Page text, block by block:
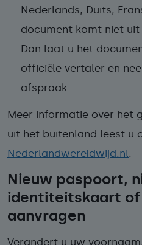
Nederlands, Duits,
document komt niet uit
Dan laat u het
officiële vertaler en
afspraak.
Meer informatie over het
uit het buitenland leest u
Nederlandwereldwijd.nl.
Nieuw paspoort,
identiteitskaart
aanvragen
Verandert u uw